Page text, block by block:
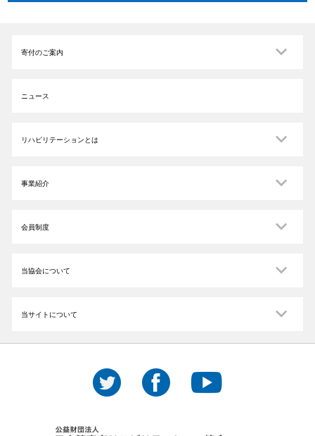
寄付のご案内
ニュース
リハビリテーションとは
事業紹介
会員制度
当協会について
当サイトについて